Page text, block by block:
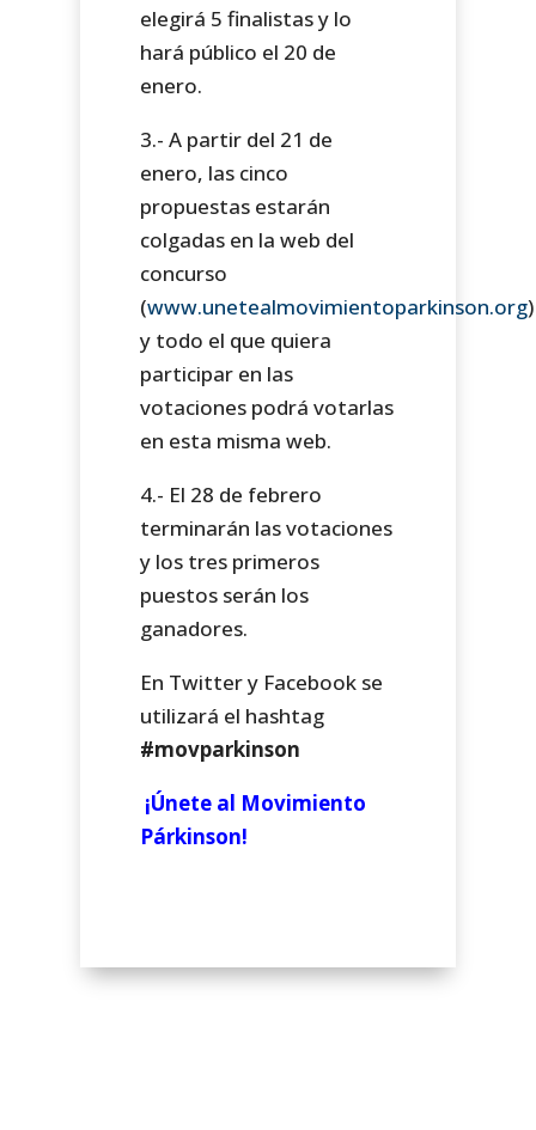
elegirá 5 finalistas y lo
hará público el 20 de
enero.
3.- A partir del 21 de
enero, las cinco
propuestas estarán
colgadas en la web del
concurso
(www.unetealmovimientoparkinson.org)
y todo el que quiera
participar en las
votaciones podrá votarlas
en esta misma web.
4.- El 28 de febrero
terminarán las votaciones
y los tres primeros
puestos serán los
ganadores.
En Twitter y Facebook se
utilizará el hashtag
#movparkinson
¡Únete al Movimiento
Párkinson!